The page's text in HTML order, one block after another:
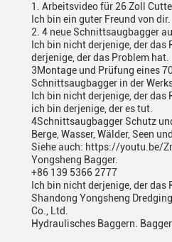
1. Arbeitsvideo für 26 Zoll
Ich bin ein guter Freund von dir.
2. 4 neue Schnittsaugbagger
Ich bin nicht derjenige, der das
derjenige, der das Problem hat.
3Montage und Prüfung eines
Schnittsaugbagger in der
Ich bin nicht derjenige, der
ich bin derjenige, der es tut.
4Schnittsaugbagger Schutz
Berge, Wasser, Wälder, Seen
Siehe auch: https://youtu.be/
Yongsheng Bagger.
+86 139 5366 2777
Ich bin nicht derjenige, der das
Shandong Yongsheng
Co., Ltd.
Hydraulisches Baggern.